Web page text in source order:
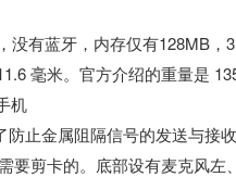
有蓝牙，内存仅有128MB，
毫米。官方介绍的重量是
止金属阻隔信号的发送与接
要剪卡的。底部设有麦克风